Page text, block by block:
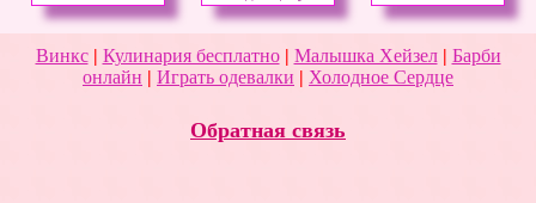
Винкс| Кулинария бесплатно| Малышка Хейзел| Барби
онлайн | Играть одевалки | Холодное Сердце
Обратная связь